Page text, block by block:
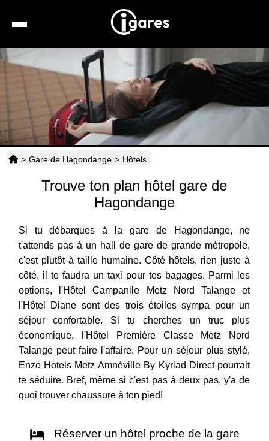
Location de voiture
Hôtels
Taxis
Horaires
> Gare de Hagondange > Hôtels
Trouve ton plan hôtel gare de
Hagondange
Si tu débarques à la gare de Hagondange, ne
t'attends pas à un hall de gare de grande métropole,
c'est plutôt à taille humaine. Côté hôtels, rien juste à
côté, il te faudra un taxi pour tes bagages. Parmi les
options, l'Hôtel Campanile Metz Nord Talange et
l'Hôtel Diane sont des trois étoiles sympa pour un
séjour confortable. Si tu cherches un truc plus
économique, l'Hôtel Première Classe Metz Nord
Talange peut faire l'affaire. Pour un séjour plus stylé,
Enzo Hotels Metz Amnéville By Kyriad Direct pourrait
te séduire. Bref, même si c'est pas à deux pas, y'a de
quoi trouver chaussure à ton pied!
Réserver un hôtel proche de la gare